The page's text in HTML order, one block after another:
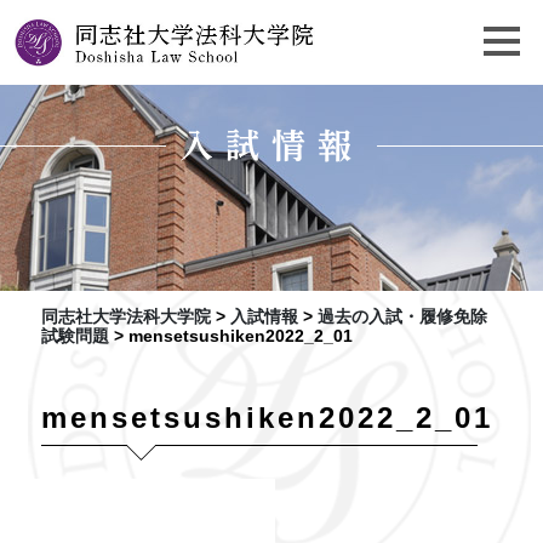
入試情報
同志社大学法科大学院> 入試情報 > 過去の入試・ 履修免除
試験問題 > mensetsushiken2022_2_01
mensetsushiken2022_2_01